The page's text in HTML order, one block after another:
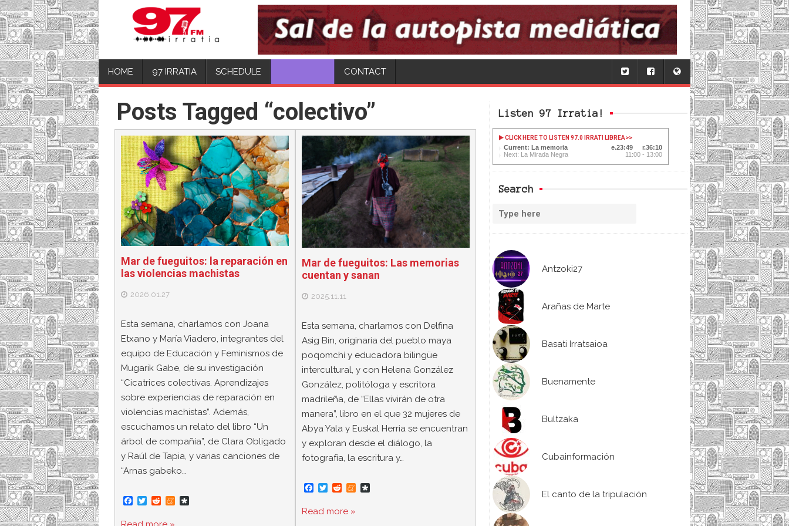
HOME 97 IRRATIA SCHEDULE CONTACT
Listen 97 Irratia!
CLICK HERE TO LISTEN 97.0 IRRATI LIBREA>>
Current: La memoria 23:50
36:09
Next: La Mirada Negra
11:00 - 13:00
Search
Antzoki27
Arañas de Marte
Basati Irratsaioa
Buenamente
Bultzaka
Cubainformación
El canto de la tripulación
Posts Tagged “colectivo”
Mar de fueguitos: la reparación en
las violencias machistas
2026.01.27
Esta semana, charlamos con Joana
Etxano y María Viadero, integrantes del
equipo de Educación y Feminismos de
Mugarik Gabe, de su investigación
“Cicatrices colectivas. Aprendizajes
sobre experiencias de reparación en
violencias machistas”. Además,
escuchamos un relato del libro “Un
árbol de compañía”, de Clara Obligado
y Raúl de Tapia, y varias canciones de
“Arnas gabeko…
F
T
R
M
Mar de fueguitos: Las memorias
cuentan y sanan
2025.11.11
Esta semana, charlamos con Delfina
Asig Bin, originaria del pueblo maya
poqomchí y educadora bilingüe
intercultural, y con Helena González
González, politóloga y escritora
madrileña, de “Ellas vivirán de otra
manera”, libro en el que 32 mujeres de
Abya Yala y Euskal Herria se encuentran
y exploran desde el diálogo, la
fotografía, la escritura y…
F
e
T
t
R
d
M D
Read more »